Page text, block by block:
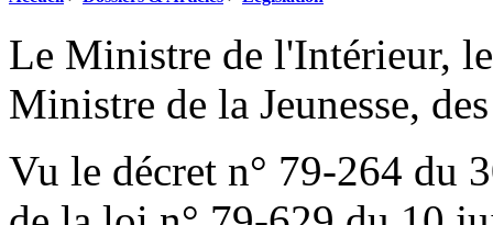
Le Ministre de l'Intérieur,
Ministre de la Jeunesse,
Vu le décret n° 79-264 du